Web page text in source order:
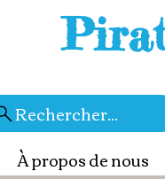
Rechercher...
À propos de nous